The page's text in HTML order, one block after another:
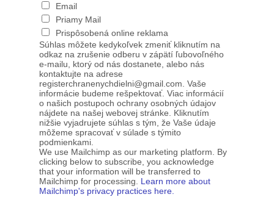
Email
Priamy Mail
Prispôsobená online reklama
Súhlas môžete kedykoľvek zmeniť kliknutím na
odkaz na zrušenie odberu v zápätí ľubovoľného
e-mailu, ktorý od nás dostanete, alebo nás
kontaktujte na adrese
registerchranenychdielni@gmail.com. Vaše
informácie budeme rešpektovať. Viac informácií
o našich postupoch ochrany osobných údajov
nájdete na našej webovej stránke. Kliknutím
nižšie vyjadrujete súhlas s tým, že Vaše údaje
môžeme spracovať v súlade s týmito
podmienkami.
We use Mailchimp as our marketing platform. By
clicking below to subscribe, you acknowledge
that your information will be transferred to
Mailchimp for processing. Learn more about
Mailchimp's privacy practices here.